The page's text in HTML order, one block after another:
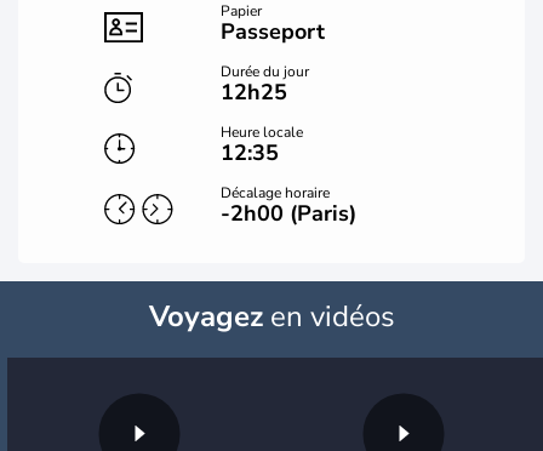
Papier
Passeport
Durée du jour
12h25
Heure locale
12:35
Décalage horaire
-2h00 (Paris)
Voyagezen vidéos